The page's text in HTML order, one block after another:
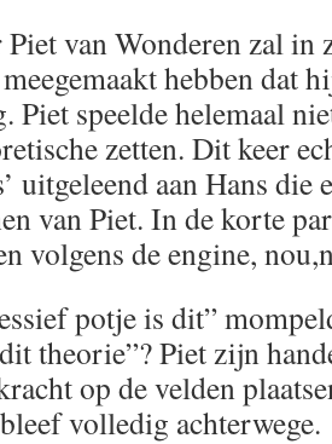
Piet van Wonderen zal
hebben dat
Piet speelde helemaal
zetten. Dit keer
uitgeleend aan Hans
van Piet. In de korte
volgens de engine,
potje is dit”
theorie”? Piet zijn
op de velden
volledig achterwege.